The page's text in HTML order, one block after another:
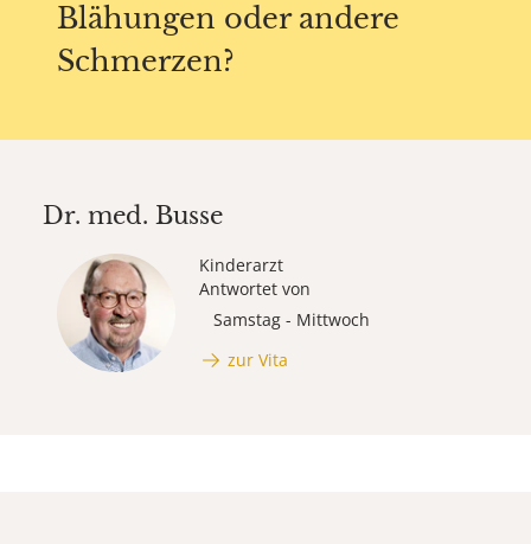
Blähungen oder andere
Schmerzen?
Dr. med. Busse
Kinderarzt
Antwortet von
Samstag - Mittwoch
zur Vita